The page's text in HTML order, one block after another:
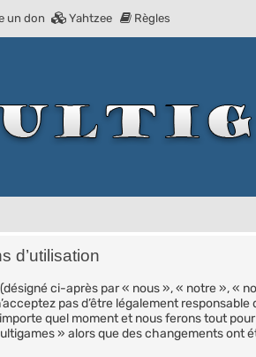
un don Yahtzee Règles
d’utilisation
ci-après par « nous », « notre », «
pas d’être légalement
quel moment et nous ferons tout
» alors que des changements